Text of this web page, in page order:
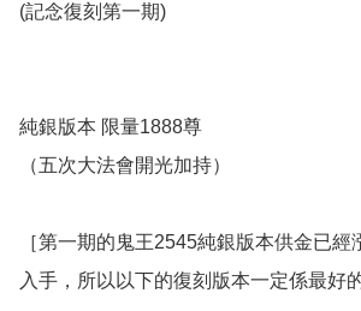
(記念復刻第一期)
純銀版本 限量1888尊
（五次大法會開光加持）
［第一期的鬼王2545純銀版本供金已
入手，所以以下的復刻版本一定係最好